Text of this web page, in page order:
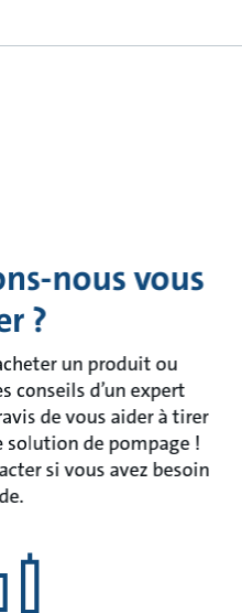
nous vous
?
un produit ou
conseils d’un expert
de vous aider à tirer
de pompage !
si vous avez besoin